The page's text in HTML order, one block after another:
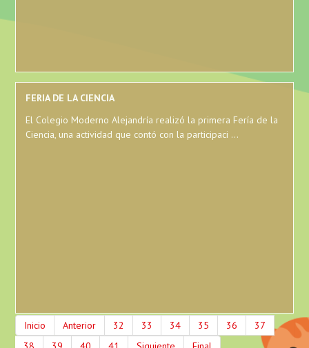
FERIA DE LA CIENCIA
El Colegio Moderno Alejandría realizó la primera Fería de la
Ciencia, una actividad que contó con la participaci ...
Inicio Anterior 32 33 34 35 36
37